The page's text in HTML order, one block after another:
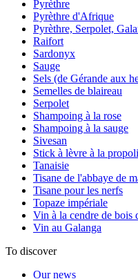
Pyrèthre
Pyrèthre d'Afrique
Pyrèthre, Serpolet,
Raifort
Sardonyx
Sauge
Sels (de Gérande aux
Semelles de blaireau
Serpolet
Shampoing à la rose
Shampoing à la sauge
Sivesan
Stick à lèvre à la
Tanaisie
Tisane de l'abbaye de
Tisane pour les nerfs
Topaze impériale
Vin à la cendre de bois
Vin au Galanga
To discover
Our news